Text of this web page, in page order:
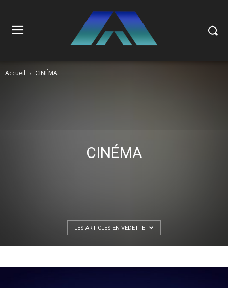
Accueil CINÉMA
CINÉMA
LES ARTICLES EN VEDETTE